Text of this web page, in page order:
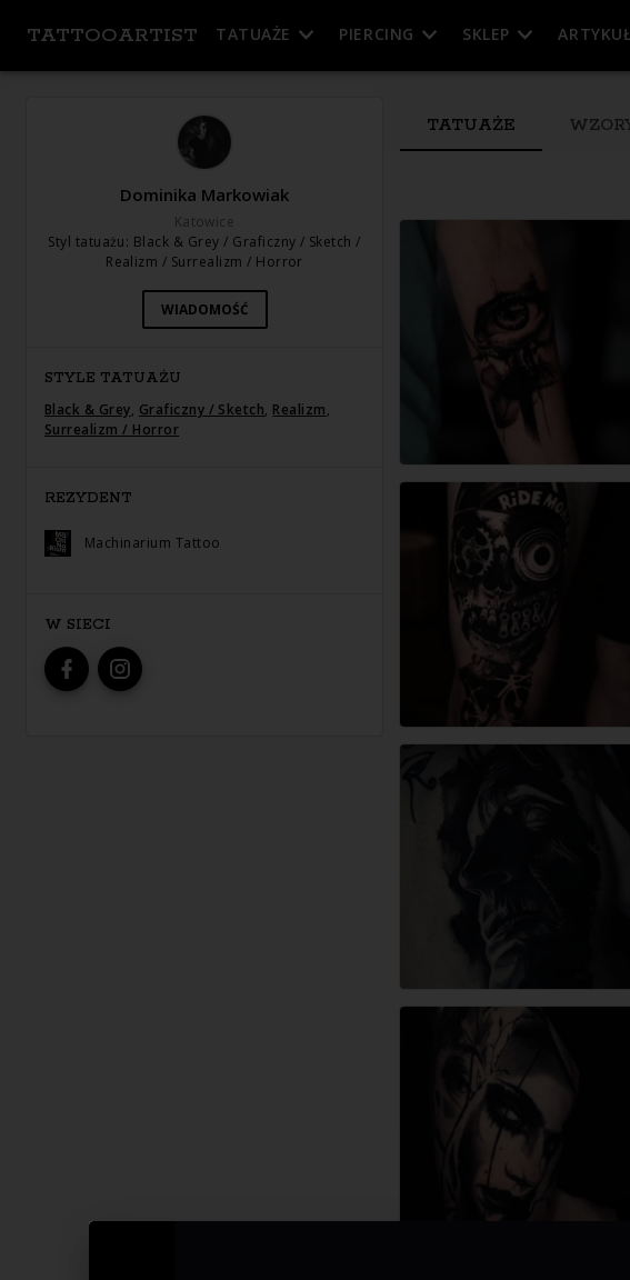
TATTOOARTIST TATUAŻE PIERCING SKLEP
Dominika Markowiak
Katowice
Styl tatuażu: Black & Grey / Graficzny / Sketch /
Realizm / Surrealizm / Horror
WIADOMOŚĆ
STYLE TATUAŻU
Black & Grey, Graficzny / Sketch, Realizm,
Surrealizm / Horror
REZYDENT
Machinarium Tattoo
W SIECI
TATUAŻE